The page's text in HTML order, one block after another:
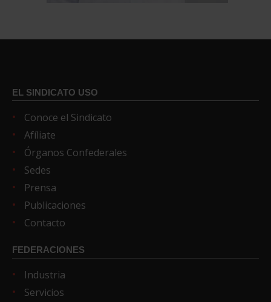
EL SINDICATO USO
Conoce el Sindicato
Afíliate
Órganos Confederales
Sedes
Prensa
Publicaciones
Contacto
FEDERACIONES
Industria
Servicios